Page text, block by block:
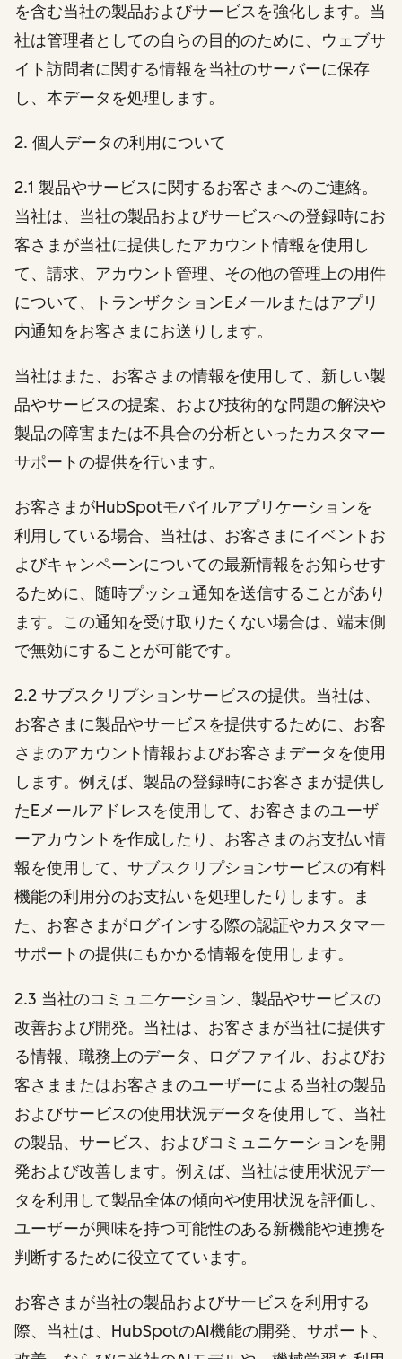
を含む当社の製品およびサービスを強化します。当
社は管理者としての自らの目的のために、ウェブサ
イト訪問者に関する情報を当社のサーバーに保存
し、本データを処理します。
2. 個人データの利用について
2.1 製品やサービスに関するお客さまへのご連絡。
当社は、当社の製品およびサービスへの登録時にお
客さまが当社に提供したアカウント情報を使用し
て、請求、アカウント管理、その他の管理上の用件
について、トランザクションEメールまたはアプリ
内通知をお客さまにお送りします。
当社はまた、お客さまの情報を使用して、新しい製
品やサービスの提案、および技術的な問題の解決や
製品の障害または不具合の分析といったカスタマー
サポートの提供を行います。
お客さまがHubSpotモバイルアプリケーションを
利用している場合、当社は、お客さまにイベントお
よびキャンペーンについての最新情報をお知らせす
るために、随時プッシュ通知を送信することがあり
ます。この通知を受け取りたくない場合は、端末側
で無効にすることが可能です。
2.2 サブスクリプションサービスの提供。当社は、
お客さまに製品やサービスを提供するために、お客
さまのアカウント情報およびお客さまデータを使用
します。例えば、製品の登録時にお客さまが提供し
たEメールアドレスを使用して、お客さまのユーザ
ーアカウントを作成したり、お客さまのお支払い情
報を使用して、サブスクリプションサービスの有料
機能の利用分のお支払いを処理したりします。ま
た、お客さまがログインする際の認証やカスタマー
サポートの提供にもかかる情報を使用します。
2.3 当社のコミュニケーション、製品やサービスの
改善および開発。当社は、お客さまが当社に提供す
る情報、職務上のデータ、ログファイル、およびお
客さままたはお客さまのユーザーによる当社の製品
およびサービスの使用状況データを使用して、当社
の製品、サービス、およびコミュニケーションを開
発および改善します。例えば、当社は使用状況デー
タを利用して製品全体の傾向や使用状況を評価し、
ユーザーが興味を持つ可能性のある新機能や連携を
判断するために役立てています。
お客さまが当社の製品およびサービスを利用する
際、当社は、HubSpotのAI機能の開発、サポート、